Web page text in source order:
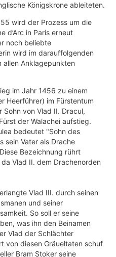
Königskrone ableiteten.
wird der Prozess um die
d’Arc in Paris erneut
noch beliebte
wird im darauffolgenden
allen Anklagepunkten
im Jahr 1456 zu einem
Heerführer) im Fürstentum
Sohn von Vlad II. Dracul,
der Walachei aufstieg.
bedeutet "Sohn des
sein Vater als Drache
Bezeichnung rührt
Vlad II. dem Drachenorden
Vlad III. durch seinen
und seiner
So soll er seine
was ihn den Beinamen
Vlad der Schlächter
von diesen Gräueltaten schuf
Bram Stoker seine